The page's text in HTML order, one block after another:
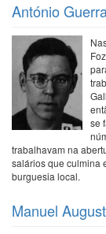
António
se
trabalhavam na
salários que culmina
burguesia local.
Manuel